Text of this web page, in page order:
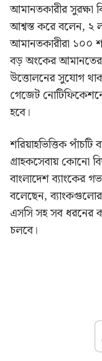
আমানতকারীর সুরক্ষা
আশ্বস্ত করে বলেন, ২
আমানতকারীরা ১০০
বড় অংকের আমানতের
উত্তোলনের সুযোগ
গেজেট
হবে।
শরিয়াহভিত্তিক
গ্রাহকসেবায় কোনো
বাংলাদেশ ব্যাংকের
বলেছেন, ব্যাংকগুলোর
এসসি সহ সব ধরনের
চলবে।